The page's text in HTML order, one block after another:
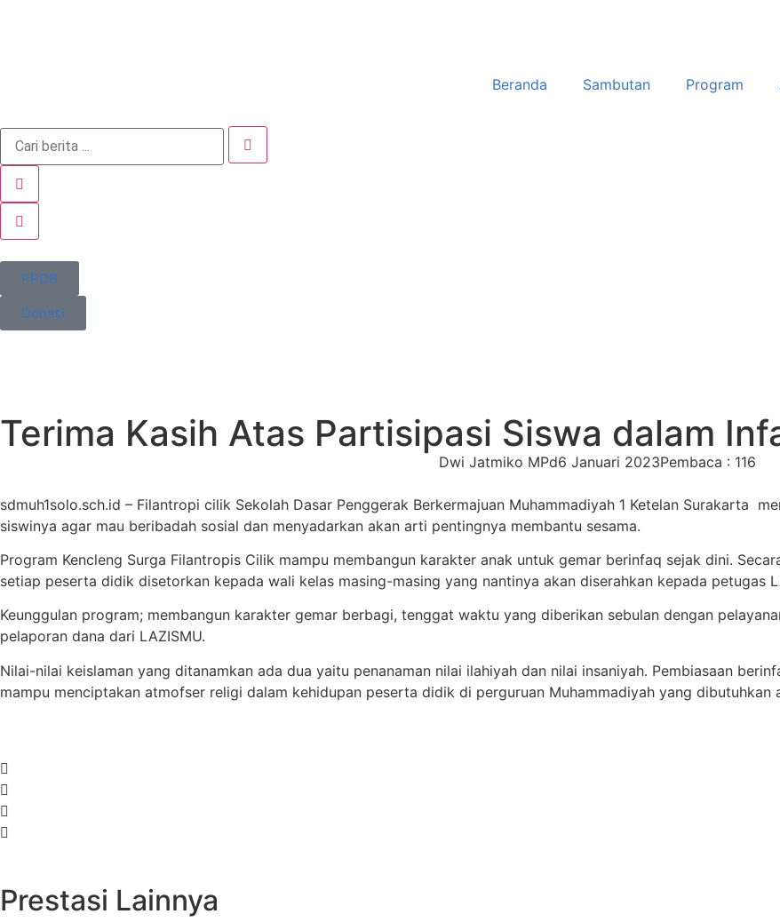
Beranda Sambutan Program
PPDB
Donasi
Terima Kasih Atas Partisipasi Siswa dalam
Dwi Jatmiko MPd6 Januari 2023Pembaca : 116
sdmuh1solo.sch.id – Filantropi cilik Sekolah Dasar Penggerak Berkermajuan Muhammadiyah 1 Ketelan Surakarta
siswinya agar mau beribadah sosial dan menyadarkan akan arti pentingnya membantu sesama.
Program Kencleng Surga Filantropis Cilik mampu membangun karakter anak untuk gemar berinfaq sejak dini.
setiap peserta didik disetorkan kepada wali kelas masing-masing yang nantinya akan diserahkan kepada petugas
Keunggulan program; membangun karakter gemar berbagi, tenggat waktu yang diberikan sebulan dengan
pelaporan dana dari LAZISMU.
Nilai-nilai keislaman yang ditanamkan ada dua yaitu penanaman nilai ilahiyah dan nilai insaniyah. Pembiasaan
mampu menciptakan atmofser religi dalam kehidupan peserta didik di perguruan Muhammadiyah yang dibutuhkan
Prestasi Lainnya